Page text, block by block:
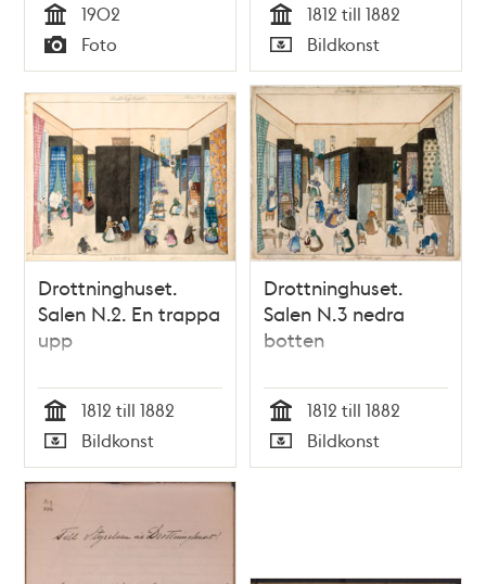
Tid
1902
Typ
Foto Tid
1812 till 1882
Typ
Bildkonst
Drottninghuset.
Salen N.2. En trappa
upp
Tid
1812 till 1882
Typ
Bildkonst
Drottninghuset.
Salen N.3 nedra
botten
Tid
1812 till 1882
Typ
Bildkonst